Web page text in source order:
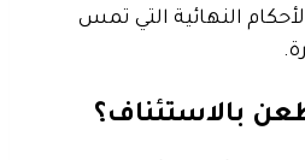
النهائية التي تمس
بالاستئناف؟